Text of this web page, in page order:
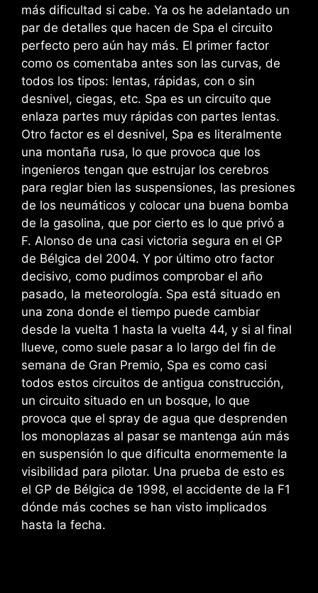
más dificultad si cabe. Ya os he adelantado un
par de detalles que hacen de Spa el circuito
perfecto pero aún hay más. El primer factor
como os comentaba antes son las curvas, de
todos los tipos: lentas, rápidas, con o sin
desnivel, ciegas, etc. Spa es un circuito que
enlaza partes muy rápidas con partes lentas.
Otro factor es el desnivel, Spa es literalmente
una montaña rusa, lo que provoca que los
ingenieros tengan que estrujar los cerebros
para reglar bien las suspensiones, las presiones
de los neumáticos y colocar una buena bomba
de la gasolina, que por cierto es lo que privó a
F. Alonso de una casi victoria segura en el GP
de Bélgica del 2004. Y por último otro factor
decisivo, como pudimos comprobar el año
pasado, la meteorología. Spa está situado en
una zona donde el tiempo puede cambiar
desde la vuelta 1 hasta la vuelta 44, y si al final
llueve, como suele pasar a lo largo del fin de
semana de Gran Premio, Spa es como casi
todos estos circuitos de antigua construcción,
un circuito situado en un bosque, lo que
provoca que el spray de agua que desprenden
los monoplazas al pasar se mantenga aún más
en suspensión lo que dificulta enormemente la
visibilidad para pilotar. Una prueba de esto es
el GP de Bélgica de 1998, el accidente de la F1
dónde más coches se han visto implicados
hasta la fecha.